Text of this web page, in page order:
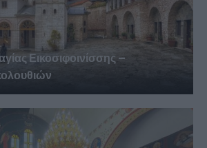
Εικοσιφοινίσσης –